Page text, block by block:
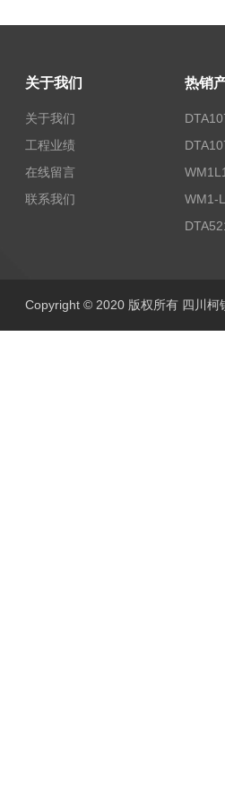
关于我们
关于我们
工程业绩
在线留言
联系我们
热销
WM1-
Copyright © 2020 版权所有 四川柯